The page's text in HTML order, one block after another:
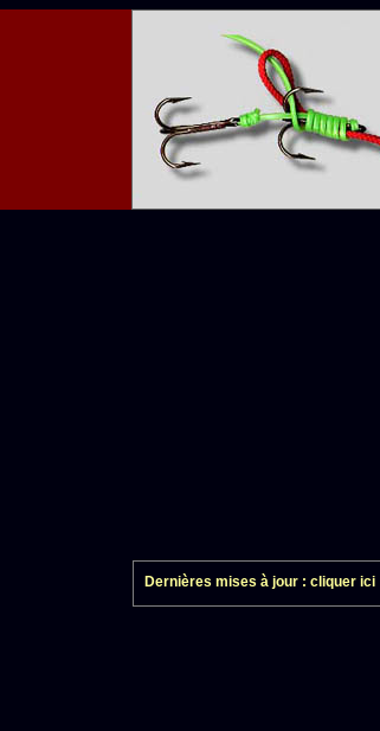
Dernières mises à jour : cliquer ici